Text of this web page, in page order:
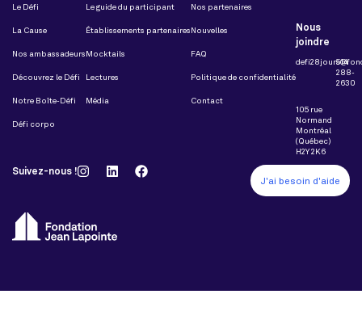
Le Défi
La Cause
Nos ambassadeurs
Découvrez le Défi
Notre Boîte-Défi
Défi corpo
Le guide du participant
Établissements partenaires
Mocktails
Lectures
Média
Nos partenaires
Nouvelles
FAQ
Politique de confidentialité
Contact
Nous
joindre
514
288-
2630
105 rue
Normand
Montréal
(Québec)
H2Y 2K6
Suivez-nous !
J'ai besoin d'aide